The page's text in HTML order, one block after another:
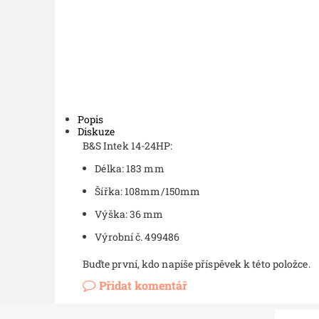
Popis
Diskuze
B&S Intek 14-24HP:
Délka: 183 mm
Šířka: 108mm/150mm
Výška: 36 mm
Výrobní č. 499486
Buďte první, kdo napíše příspěvek k této položce.
Přidat komentář